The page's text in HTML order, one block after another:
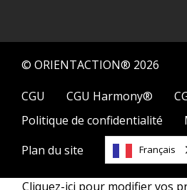
© ORIENTACTION® 2026
CGU
CGU Harmony®
Politique de confidentialité
Plan du site
Français
Cliquez-ici pour modifier vos